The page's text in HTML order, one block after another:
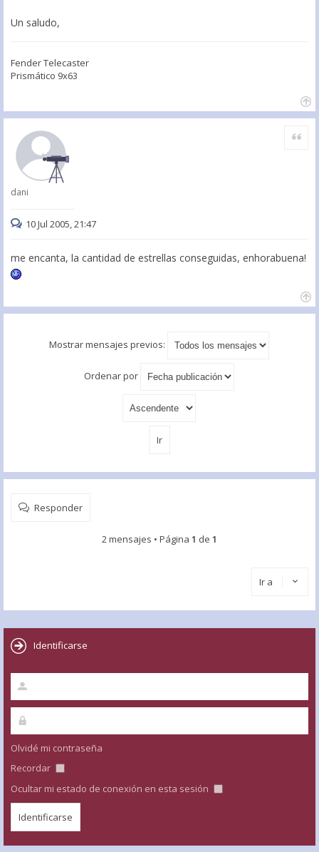
Un saludo,
Fender Telecaster
Prismático 9x63
dani
Citar
10 Jul 2005, 21:47
me encanta, la cantidad de estrellas conseguidas, enhorabuena!
Mostrar mensajes previos:
Ordenar por
Responder
2 mensajes • Página 1 de 1
Ir a
Identificarse
Olvidé mi contraseña
Recordar
Ocultar mi estado de conexión en esta sesión